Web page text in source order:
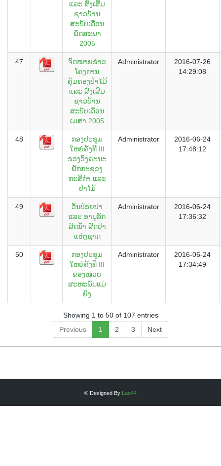
ແລະ ສົ່ງເສີມ
ຊາວບ້ານ
ສະບັບເດືອນ
ພຶດສະພາ
2005
47
ຈົດໝາຍຂ່າວ
ໂຄງການ
ຄຸ້ມຄອງປ່າໄມ້
ແລະ ສົ່ງເສີມ
ຊາວບ້ານ
ສະບັບເດືອນ
ເມສາ 2005
Administrator
2016-07-26
14:29:08
48
ກອງປະຊຸມ
ໃຫຍ່ຄັ້ງທີ III
ຂອງອົງຄະນະ
ພັກກະຊວງ
ກະສິກຳ ແລະ
ປ່າໄມ້
Administrator
2016-06-24
17:48:12
49
ວັນປ່ອຍປາ
ແລະ ອານຸລັກ
ສັດນ້ຳ ສັດປ່າ
ແຫ່ງຊາດ
Administrator
2016-06-24
17:36:32
50
ກອງປະຊຸມ
ໃຫຍ່ຄັ້ງທີ III
ຂອງໜ່ວຍ
ສະຫະພັນແມ່
ຍິງ
Administrator
2016-06-24
17:34:49
Showing 1 to 50 of 107 entries
Previous
1 2 3 Next
© Designed By Lao44